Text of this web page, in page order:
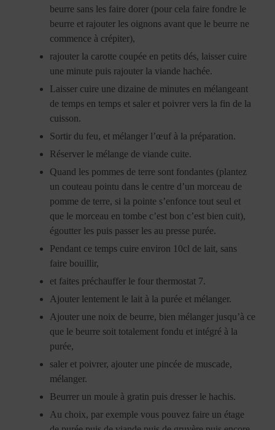
beurre sans les faire dorer (pour cela faire fondre le
beurre et rajouter les oignons avant que le beurre ne
commence à crépiter),
rajouter la carotte coupée en petits dés, laisser cuire
une minute puis rajouter la viande hachée.
Laisser cuire une dizaine de minutes en mélangeant
de temps en temps et saler et poivrer vers la fin de la
cuisson.
Sortir du feu, et mélanger l’œuf à la préparation.
Réserver le mélange de viande cuite.
Quand les pommes de terre sont fondantes (plantez
un couteau pointu dans le centre d’un morceau de
pomme de terre, si la pointe s’enfonce tout seul et
que le morceau en tombe c’est bon c’est bien cuit),
égoutter les puis passer les au presse purée.
Pendant ce temps cuire environ 10cl de lait, sans
faire bouillir,
et faites préchauffer le four thermostat 7.
Ajouter lentement le lait à la purée et mélanger.
Ajouter une noix de beurre, bien mélanger jusqu’à ce
que le beurre soit totalement fondu et intégré à la
purée,
saler et poivrer, ajouter une pincée de muscade,
mélanger.
Beurrer un moule à gratin puis dresser le hachis.
Au choix, par exemple vous pouvez faire un étage